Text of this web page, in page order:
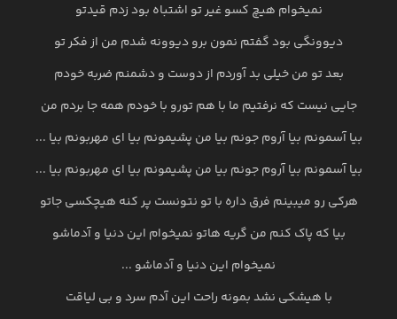
نمیخوام هیچ کسو غیر تو اشتباه بود زدم قیدتو
دیوونگی بود گفتم نمون برو دیوونه شدم من از فکر تو
بعد تو من خیلی بد آوردم از دوست و دشمنم ضربه خودم
جایی نیست که نرفتیم ما با هم تورو با خودم همه جا بردم من
بیا آسمونم بیا آروم جونم بیا من پشیمونم بیا ای مهربونم بیا ...
بیا آسمونم بیا آروم جونم بیا من پشیمونم بیا ای مهربونم بیا ...
هرکی رو میبینم فرق داره با تو نتونست پر کنه هیچکسی جاتو
بیا که پاک کنم من گریه هاتو نمیخوام این دنیا و آدماشو
نمیخوام این دنیا و آدماشو ...
با هیشکی نشد بمونه راحت این آدم سرد و بی لیاقت